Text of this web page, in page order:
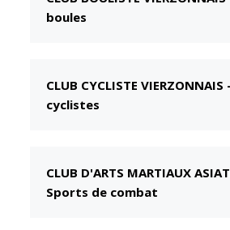
CCAS
Accueil de jour
seniors
Santé
boules
CLUB CYCLISTE VIERZONNAIS -
cyclistes
CLUB D'ARTS MARTIAUX
Sports de combat